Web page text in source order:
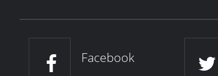
Facebook